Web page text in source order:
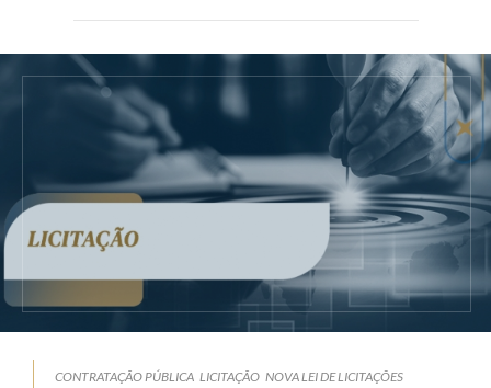
CONTRATAÇÃO PÚBLICA LICITAÇÃO NOVA LEI DE LICITAÇÕES